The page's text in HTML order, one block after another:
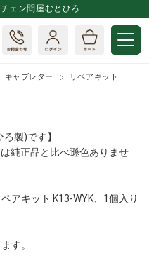
ェン問屋むとひろ
キャブレター リペアキット
製)です】
純正品と比べ遜色ありませ
アキット K13-WYK、1個入り
す。